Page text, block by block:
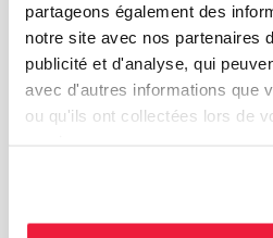
partageons également des
notre site avec nos partenaires
publicité et d'analyse, qui
avec d'autres informations que
ou qu'ils ont collectées lors de